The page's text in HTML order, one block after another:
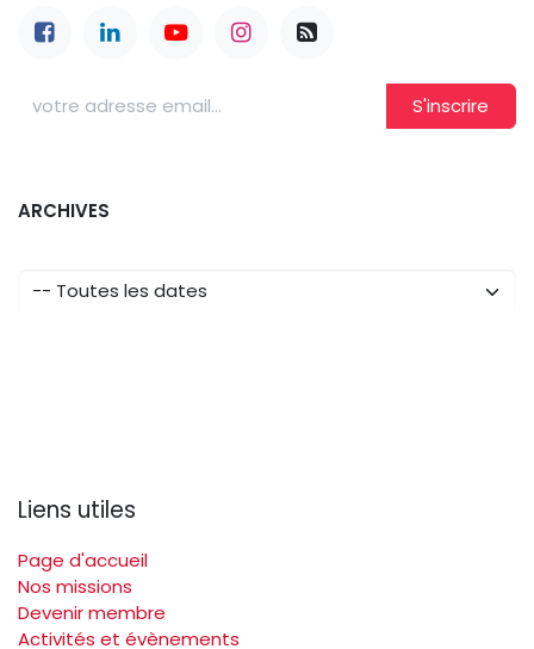
S'inscrire
ARCHIVES
Liens utiles
Page d'accueil
Nos missions
Devenir membre
Activités et évènements